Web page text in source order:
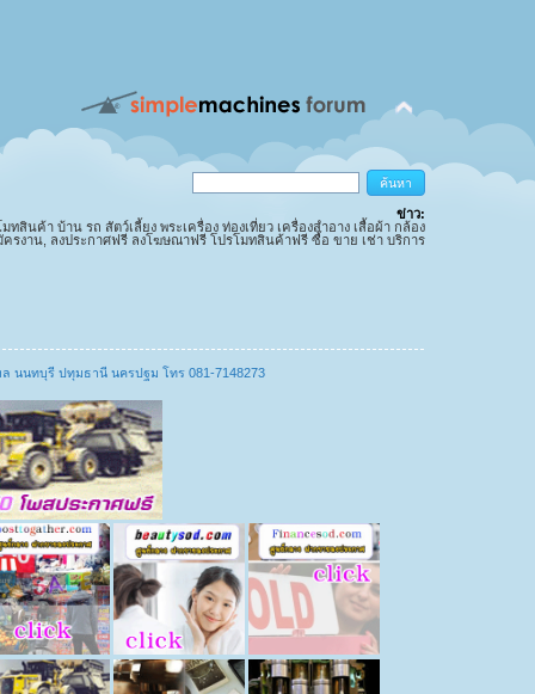
ข่าว:
นค้า บ้าน รถ สัตว์เลี้ยง พระเครื่อง ท่องเที่ยว เครื่องสำอาง เสื้อผ้า กล้อง
ครงาน, ลงประกาศฟรี ลงโฆษณาฟรี โปรโมทสินค้าฟรี ซื้อ ขาย เช่า บริการ
นนทบุรี ปทุมธานี นครปฐม โทร 081-7148273